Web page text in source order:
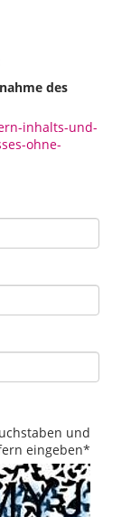
des
inhalts-und-
ohne-
und
eingeben*